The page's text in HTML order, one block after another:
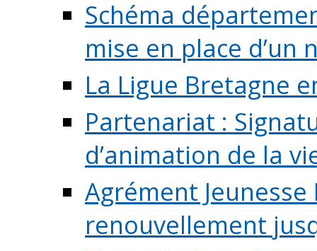
Schéma
mise en place d’un
La Ligue Bretagne
Partenariat :
d’animation de la
Agrément
renouvellement